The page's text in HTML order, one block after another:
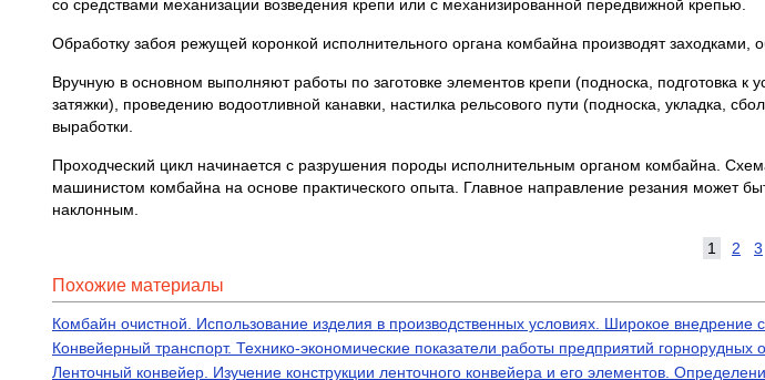
со средствами механизации возведения крепи или с механизированной передвижной крепью.
Обработку забоя режущей коронкой исполнительного органа комбайна производят
Вручную в основном выполняют работы по заготовке элементов крепи (подноска, подготовка к
затяжки), проведению водоотливной канавки, настилка рельсового пути (подноска, укладка,
выработки.
Проходческий цикл начинается с разрушения породы исполнительным органом комбайна.
машинистом комбайна на основе практического опыта. Главное направление резания может
наклонным.
1 2 3
Похожие материалы
Комбайн очистной. Использование изделия в производственных условиях. Широкое внедрение
Конвейерный транспорт. Технико-экономические показатели работы предприятий
Ленточный конвейер. Изучение конструкции ленточного конвейера и его элементов.